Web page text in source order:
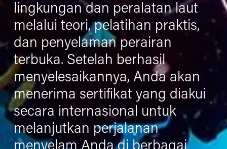
lingkungan dan peralatan laut
melalui teori, pelatihan praktis,
dan penyelaman perairan
terbuka. Setelah berhasil
menyelesaikannya, Anda akan
menerima sertifikat yang diakui
secara internasional untuk
melanjutkan perjalanan
menyelam Anda di berbagai